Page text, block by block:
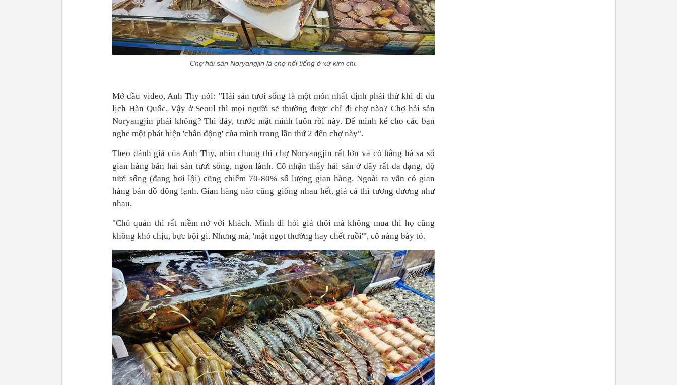
Chợ hải sản Noryangjin là chợ nổi tiếng ở xứ kim chi.
Mở đầu video, Anh Thy nói: "Hải sản tươi sống là một món nhất định phải thử khi đi du
lịch Hàn Quốc. Vậy ở Seoul thì mọi người sẽ thường được chỉ đi chợ nào? Chợ hải sản
Noryangjin phải không? Thì đây, trước mặt mình luôn rồi này. Để mình kể cho các bạn
nghe một phát hiện 'chấn động' của mình trong lần thứ 2 đến chợ này".
Theo đánh giá của Anh Thy, nhìn chung thì chợ Noryangjin rất lớn và có hằng hà sa số
gian hàng bán hải sản tươi sống, ngon lành. Cô nhận thấy hải sản ở đây rất đa dạng, độ
tươi sống (đang bơi lội) cũng chiếm 70-80% số lượng gian hàng. Ngoài ra vẫn có gian
hàng bán đồ đông lạnh. Gian hàng nào cũng giống nhau hết, giá cả thì tương đương như
nhau.
"Chủ quán thì rất niềm nở với khách. Mình đi hỏi giá thôi mà không mua thì họ cũng
không khó chịu, bực bội gì. Nhưng mà, 'mật ngọt thường hay chết ruồi'", cô nàng bày tỏ.